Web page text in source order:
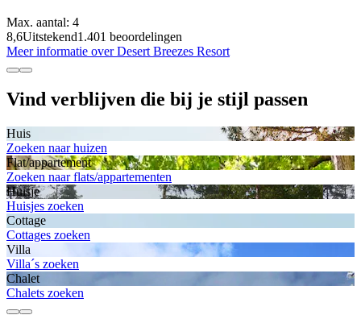
Max. aantal: 4
8,6Uitstekend1.401 beoordelingen
Meer informatie over Desert Breezes Resort
Vind verblijven die bij je stijl passen
Huis
Zoeken naar huizen
Flat/appartement
Zoeken naar flats/appartementen
Huisje
Huisjes zoeken
Cottage
Cottages zoeken
Villa
Villa´s zoeken
Chalet
Chalets zoeken